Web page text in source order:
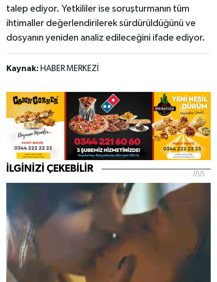
talep ediyor. Yetkililer ise soruşturmanın tüm
ihtimaller değerlendirilerek sürdürüldüğünü ve
dosyanın yeniden analiz edileceğini ifade ediyor.
Kaynak: HABER MERKEZİ